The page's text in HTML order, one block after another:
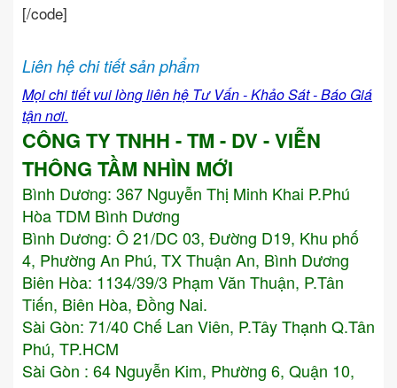
[/code]
Liên hệ chi tiết sản phẩm
Mọi chi tiết vui lòng liên hệ Tư Vấn - Khảo Sát - Báo Giá
tận nơi.
CÔNG TY TNHH - TM - DV - VIỄN
THÔNG TẦM NHÌN MỚI
Bình Dương: 367 Nguyễn Thị Minh Khai P.Phú
Hòa TDM Bình Dương
Bình Dương: Ô 21/DC 03, Đường D19, Khu phố
4, Phường An Phú, TX Thuận An, Bình Dương
Biên Hòa: 1134/39/3 Phạm Văn Thuận, P.Tân
Tiến, Biên Hòa, Đồng Nai.
Sài Gòn: 71/40 Chế Lan Viên, P.Tây Thạnh Q.Tân
Phú, TP.HCM
Sài Gòn : 64 Nguyễn Kim, Phường 6, Quận 10,